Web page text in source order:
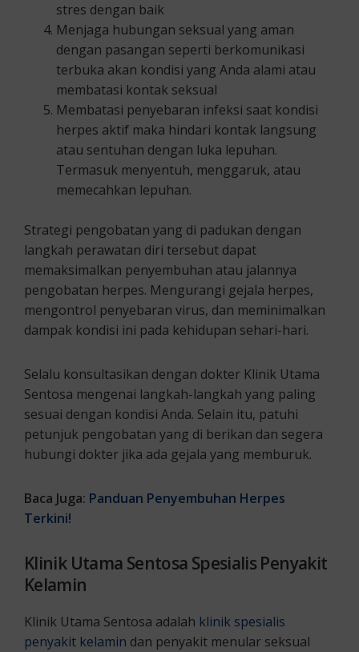
stres dengan baik
Menjaga hubungan seksual yang aman
dengan pasangan seperti berkomunikasi
terbuka akan kondisi yang Anda alami atau
membatasi kontak seksual
Membatasi penyebaran infeksi saat kondisi
herpes aktif maka hindari kontak langsung
atau sentuhan dengan luka lepuhan.
Termasuk menyentuh, menggaruk, atau
memecahkan lepuhan.
Strategi pengobatan yang di padukan dengan
langkah perawatan diri tersebut dapat
memaksimalkan penyembuhan atau jalannya
pengobatan herpes. Mengurangi gejala herpes,
mengontrol penyebaran virus, dan meminimalkan
dampak kondisi ini pada kehidupan sehari-hari.
Selalu konsultasikan dengan dokter Klinik Utama
Sentosa mengenai langkah-langkah yang paling
sesuai dengan kondisi Anda. Selain itu, patuhi
petunjuk pengobatan yang di berikan dan segera
hubungi dokter jika ada gejala yang memburuk.
Baca Juga: Panduan Penyembuhan Herpes
Terkini!
Klinik Utama Sentosa Spesialis Penyakit
Kelamin
Klinik Utama Sentosa adalah klinik spesialis
penyakit kelamin dan penyakit menular seksual